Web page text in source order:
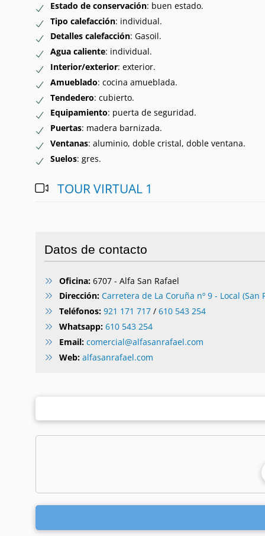
Estado de conservación: buen estado.
Tipo calefacción: individual.
Detalles calefacción: Gasoil.
Agua caliente: individual.
Interior/exterior: exterior.
Amueblado: cocina amueblada.
Tendedero: cubierto.
Equipamiento: puerta de seguridad.
Puertas: madera barnizada.
Ventanas: aluminio, doble cristal, doble ventana.
Suelos: gres.
TOUR VIRTUAL 1
Datos de contacto
Oficina:6707 - Alfa San Rafael
Dirección: Carretera de La Coruña nº 9 - Local (San
Teléfonos: 921 171 717/ 610 543 254
Whatsapp: 610 543 254
Email: comercial@alfasanrafael.com
Web: alfasanrafael.com